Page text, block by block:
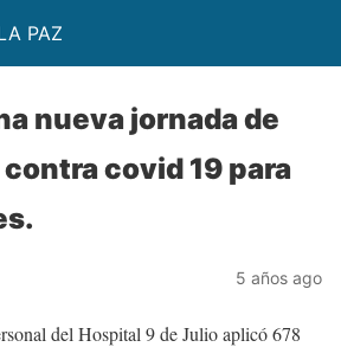
PAZ
nueva jornada de
covid 19 para
5 años ago
del Hospital 9 de Julio aplicó 678